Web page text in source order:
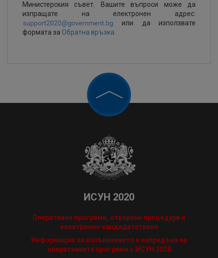
Министерския съвет. Вашите въпроси може да
изпращате на електронен адрес:
или да използвате
формата за Обратна връзка
ИСУН 2020
Оперативни програми, отворени процедури и
електронно кандидатстване
Информация за изпълнението и напредъка на
оперативните програми с ИСУН 2020